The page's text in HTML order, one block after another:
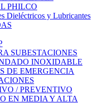
PHILCO
Dieléctricos y Lubricantes
SUBESTACIONES
INOXIDABLE
DE EMERGENCIA
/ PREVENTIVO
EN MEDIA Y ALTA